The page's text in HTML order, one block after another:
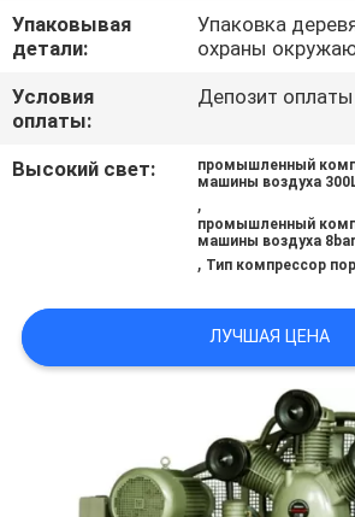
СВЯЖИТЕСЬ
МЫ
НОВОСТИ
КАРТА
САЙТА
ПОЛИТИКА
Упаковывая
детали:
Упаковка
охраны
Условия
оплаты:
Депозит
Высокий свет:
промышленный
машины воздуха
,
промышленный
машины воздуха 8bar
, Тип компрессор
ЛУЧШАЯ ЦЕНА